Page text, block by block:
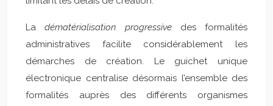
Ladématérialisation progressivedes formalités
administratives facilite considérablement les
démarches de création. Le guichet unique
électronique centralise désormais l’ensemble des
formalités auprès des différents organismes